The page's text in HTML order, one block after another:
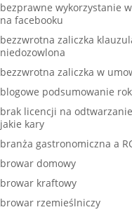
bezprawne wykorzystanie
na facebooku
bezzwrotna zaliczka
niedozowlona
bezzwrotna zaliczka w
blogowe podsumowanie
brak licencji na
jakie kary
branża gastronomiczna a
browar domowy
browar kraftowy
browar rzemieślniczy